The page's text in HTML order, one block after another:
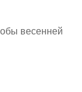
весенней